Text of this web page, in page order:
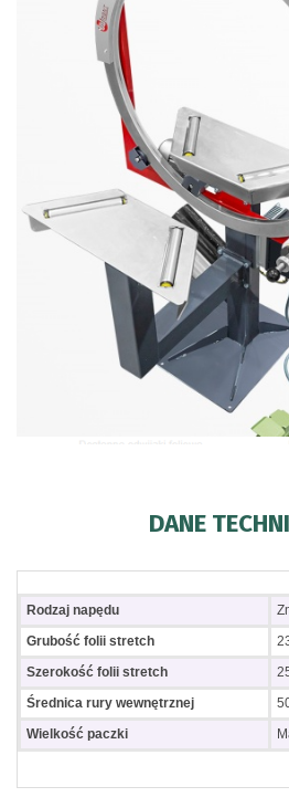
DANE
Rodzaj napędu
Grubość folii stretch
Szerokość folii stretch
Średnica rury wewnętrznej
Wielkość paczki